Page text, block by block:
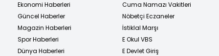
Ekonomi Haberleri
Güncel Haberler
Magazin Haberleri
Spor Haberleri
Dünya Haberleri
Cuma Namazı Vakitleri
Nöbetçi Eczaneler
İstiklal Marşı
E Okul VBS
E Devlet Giriş